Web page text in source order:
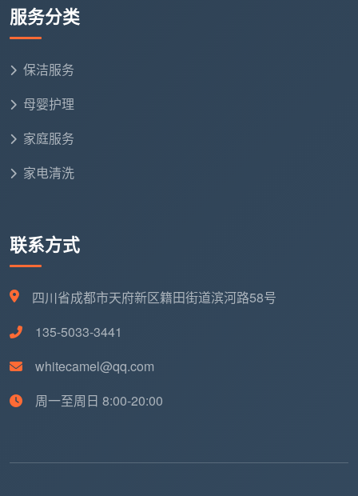
服务分类
保洁服务
母婴护理
家庭服务
家电清洗
联系方式
四川省成都市天府新区籍田街道滨河路58号
135-5033-3441
whitecamel@qq.com
周一至周日 8:00-20:00